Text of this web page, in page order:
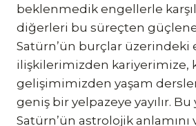
beklenmedik engellerle
diğerleri bu süreçten
Satürn’ün burçlar üzerindeki
ilişkilerimizden kariyerimize,
gelişimimizden yaşam
geniş bir yelpazeye yayılır. Bu
Satürn’ün astrolojik